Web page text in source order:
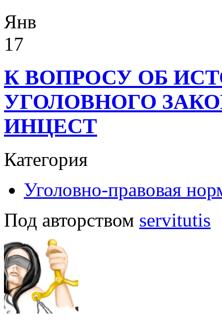
Янв
17
К ВОПРОСУ ОБ
УГОЛОВНОГО
ИНЦЕСТ
Категория
Уголовно-правовая
Под авторством servitutis